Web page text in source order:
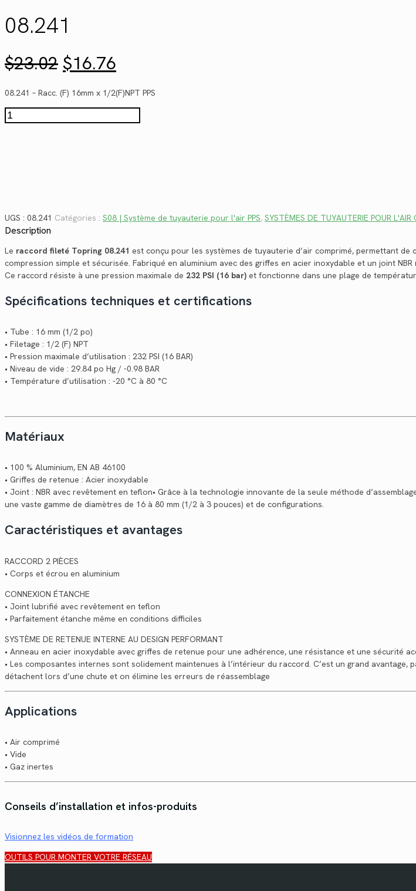
08.241
$23.02 Le
prix
initial
était :
$23.02.
$16.76
prix
actuel
est :
$16.76.
08.241 – Racc. (F) 16mm x 1/2(F)NPT PPS
quantité
de
UGS : 08.241 Catégories : S08 | Système de tuyauterie pour l'air PPS, SYSTÈMES DE TUYAUTERIE POUR L'AIR
Description
Le raccord fileté Topring 08.241 est conçu pour les systèmes de tuyauterie d’air comprimé, permettant de
compression simple et sécurisée. Fabriqué en aluminium avec des griffes en acier inoxydable et un joint
Ce raccord résiste à une pression maximale de 232 PSI (16 bar) et fonctionne dans une plage de
Spécifications techniques et certifications
• Tube : 16 mm (1/2 po)
• Filetage : 1/2 (F) NPT
• Pression maximale d’utilisation : 232 PSI (16 BAR)
• Niveau de vide : 29.84 po Hg / -0.98 BAR
• Température d’utilisation : -20 °C à 80 °C
Matériaux
• 100 % Aluminium, EN AB 46100
• Griffes de retenue : Acier inoxydable
• Joint : NBR avec revêtement en teflon• Grâce à la technologie innovante de la seule méthode
une vaste gamme de diamètres de 16 à 80 mm (1/2 à 3 pouces) et de configurations.
Caractéristiques et avantages
RACCORD 2 PIÈCES
• Corps et écrou en aluminium
CONNEXION ÉTANCHE
• Joint lubrifié avec revêtement en teflon
• Parfaitement étanche même en conditions difficiles
SYSTÈME DE RETENUE INTERNE AU DESIGN PERFORMANT
• Anneau en acier inoxydable avec griffes de retenue pour une adhérence, une résistance et une sécurité
• Les composantes internes sont solidement maintenues à l’intérieur du raccord. C’est un grand
détachent lors d’une chute et on élimine les erreurs de réassemblage
Applications
• Air comprimé
• Vide
• Gaz inertes
Conseils d’installation et infos-produits
Visionnez les vidéos de formation
OUTILS POUR MONTER VOTRE RÉSEAU